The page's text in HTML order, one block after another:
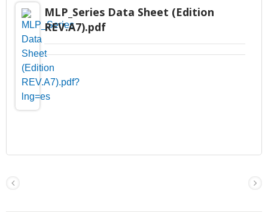
MLP_Series Data Sheet (Edition
REV.A7).pdf